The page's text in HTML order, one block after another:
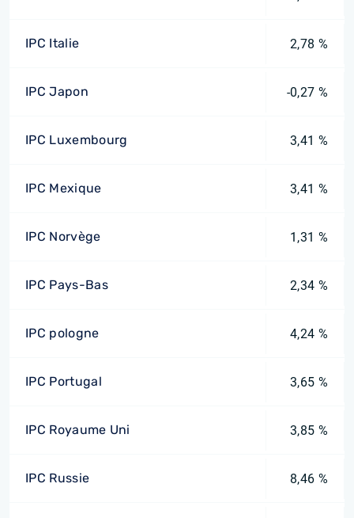
IPC Italie 2,78 %
IPC Japon -0,27 %
IPC Luxembourg 3,41 %
IPC Mexique 3,41 %
IPC Norvège 1,31 %
IPC Pays-Bas 2,34 %
IPC pologne 4,24 %
IPC Portugal 3,65 %
IPC Royaume Uni 3,85 %
IPC Russie 8,46 %